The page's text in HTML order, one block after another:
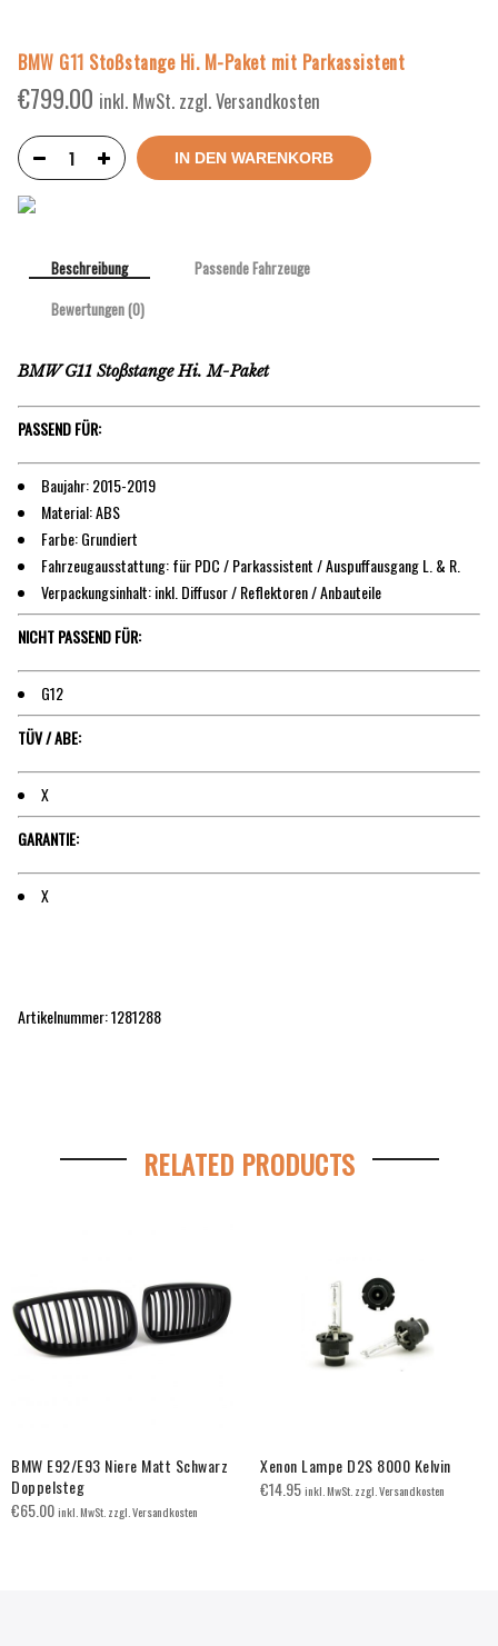
BMW G11 Stoßstange Hi. M-Paket mit Parkassistent
€799.00 inkl. MwSt. zzgl. Versandkosten
IN DEN WARENKORB
Beschreibung
Passende Fahrzeuge
Bewertungen (0)
BMW G11 Stoßstange Hi. M-Paket
PASSEND FÜR:
Baujahr: 2015-2019
Material: ABS
Farbe: Grundiert
Fahrzeugausstattung: für PDC / Parkassistent / Auspuffausgang L. & R.
Verpackungsinhalt: inkl. Diffusor / Reflektoren / Anbauteile
NICHT PASSEND FÜR:
G12
TÜV / ABE:
X
GARANTIE:
X
Artikelnummer: 1281288
RELATED PRODUCTS
BMW E92/E93 Niere Matt Schwarz
Doppelsteg
€65.00inkl. MwSt. zzgl. Versandkosten
Xenon Lampe D2S 8000 Kelvin
€14.95inkl. MwSt. zzgl. Versandkosten